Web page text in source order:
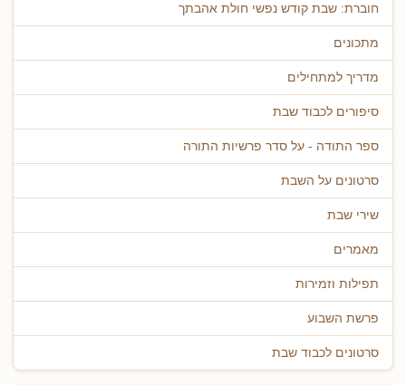
חוברת: שבת קודש נפשי חולת אהבתך
מתכונים
מדריך למתחילים
סיפורים לכבוד שבת
ספר התודה - על סדר פרשיות התורה
סרטונים על השבת
שירי שבת
מאמרים
תפילות וזמירות
פרשת השבוע
סרטונים לכבוד שבת